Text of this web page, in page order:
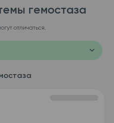
гемостаза
отличаться.